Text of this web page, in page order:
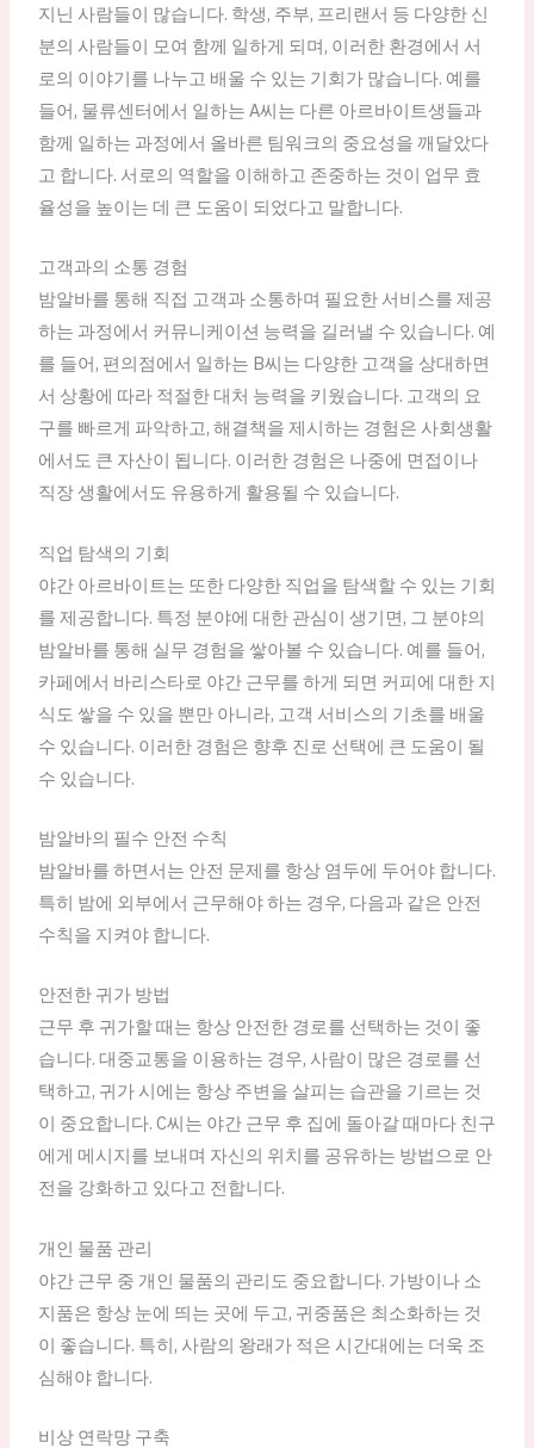
지닌 사람들이 많습니다. 학생, 주부, 프리랜서 등 다양한 신
분의 사람들이 모여 함께 일하게 되며, 이러한 환경에서 서
로의 이야기를 나누고 배울 수 있는 기회가 많습니다. 예를
들어, 물류센터에서 일하는 A씨는 다른 아르바이트생들과
함께 일하는 과정에서 올바른 팀워크의 중요성을 깨달았다
고 합니다. 서로의 역할을 이해하고 존중하는 것이 업무 효
율성을 높이는 데 큰 도움이 되었다고 말합니다.
고객과의 소통 경험
밤알바를 통해 직접 고객과 소통하며 필요한 서비스를 제공
하는 과정에서 커뮤니케이션 능력을 길러낼 수 있습니다. 예
를 들어, 편의점에서 일하는 B씨는 다양한 고객을 상대하면
서 상황에 따라 적절한 대처 능력을 키웠습니다. 고객의 요
구를 빠르게 파악하고, 해결책을 제시하는 경험은 사회생활
에서도 큰 자산이 됩니다. 이러한 경험은 나중에 면접이나
직장 생활에서도 유용하게 활용될 수 있습니다.
직업 탐색의 기회
야간 아르바이트는 또한 다양한 직업을 탐색할 수 있는 기회
를 제공합니다. 특정 분야에 대한 관심이 생기면, 그 분야의
밤알바를 통해 실무 경험을 쌓아볼 수 있습니다. 예를 들어,
카페에서 바리스타로 야간 근무를 하게 되면 커피에 대한 지
식도 쌓을 수 있을 뿐만 아니라, 고객 서비스의 기초를 배울
수 있습니다. 이러한 경험은 향후 진로 선택에 큰 도움이 될
수 있습니다.
밤알바의 필수 안전 수칙
밤알바를 하면서는 안전 문제를 항상 염두에 두어야 합니다.
특히 밤에 외부에서 근무해야 하는 경우, 다음과 같은 안전
수칙을 지켜야 합니다.
안전한 귀가 방법
근무 후 귀가할 때는 항상 안전한 경로를 선택하는 것이 좋
습니다. 대중교통을 이용하는 경우, 사람이 많은 경로를 선
택하고, 귀가 시에는 항상 주변을 살피는 습관을 기르는 것
이 중요합니다. C씨는 야간 근무 후 집에 돌아갈 때마다 친구
에게 메시지를 보내며 자신의 위치를 공유하는 방법으로 안
전을 강화하고 있다고 전합니다.
개인 물품 관리
야간 근무 중 개인 물품의 관리도 중요합니다. 가방이나 소
지품은 항상 눈에 띄는 곳에 두고, 귀중품은 최소화하는 것
이 좋습니다. 특히, 사람의 왕래가 적은 시간대에는 더욱 조
심해야 합니다.
비상 연락망 구축